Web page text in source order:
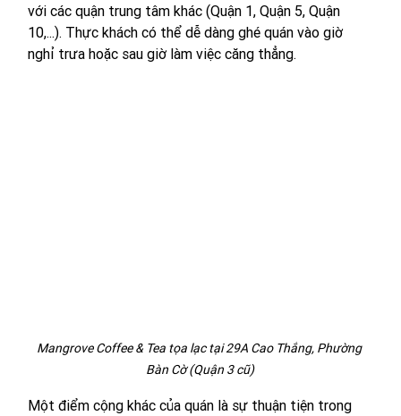
với các quận trung tâm khác (Quận 1, Quận 5, Quận
10,...). Thực khách có thể dễ dàng ghé quán vào giờ
nghỉ trưa hoặc sau giờ làm việc căng thẳng.
Mangrove Coffee & Tea tọa lạc tại 29A Cao Thắng, Phường
Bàn Cờ (Quận 3 cũ)
Một điểm cộng khác của quán là sự thuận tiện trong